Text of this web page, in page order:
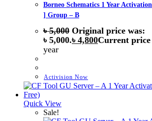
Borneo Schematics 1 Year
] Group – B
৳5,000 Original price was:
৳ 5,000.৳ 4,800Current price
year
Activision Now
Quick View
Sale!